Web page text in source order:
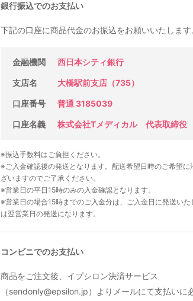
銀行振込でのお支払い
下記の口座に商品代金のお振込をお願いいたします
金融機関 西日本シティ銀行
支店名 大橋駅前支店（735）
口座番号 普通 3185039
口座名義 株式会社Tメディカル 代表取締役
※振込手数料はご負担ください。
※ご入金確認後の発送となります。配送希望日時のご希望に
ざいますのでご了承ください。
※営業日の平日15時のみの入金確認となります。
※営業日の場合15時までのご入金分は、ご入金日に発送いた
は翌営業日の発送になります。
コンビニでのお支払い
商品をご注文後、イプシロン決済サービス
（sendonly@epsilon.jp）よりメールにて支払いに